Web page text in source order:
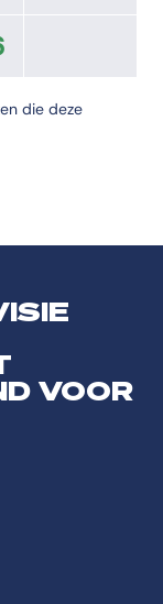
die deze
VOOR